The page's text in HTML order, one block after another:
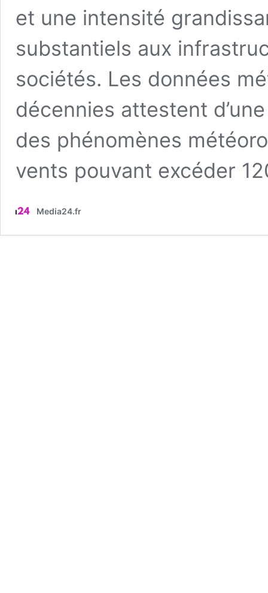
et une intensité
substantiels aux
sociétés. Les données
décennies attestent
des phénomènes
vents pouvant excéder
Media24.fr